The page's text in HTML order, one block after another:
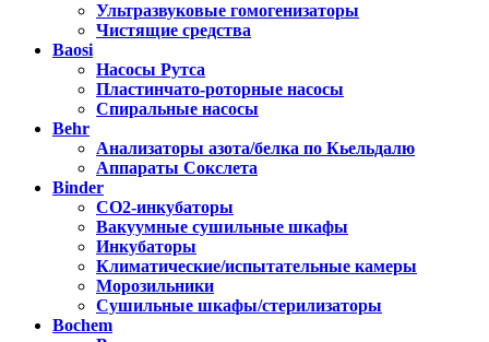
Ультразвуковые гомогенизаторы
Чистящие средства
Baosi
Насосы Рутса
Пластинчато-роторные насосы
Спиральные насосы
Behr
Анализаторы азота/белка по Кьельдалю
Аппараты Сокслета
Binder
CO2-инкубаторы
Вакуумные сушильные шкафы
Инкубаторы
Климатические/испытательные камеры
Морозильники
Сушильные шкафы/стерилизаторы
Bochem